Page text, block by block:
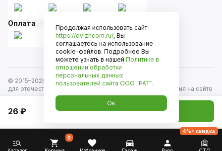
26 ₽ Добавить в корзину
Оплата
© 2015–2026
Движком — сеть магазинов автозапчастей
для отечественных автомобилей и иномарок. Информация на сайте
носит исключительно информационный характер и не является
публичной офертой, определяемой положениями
ст. 437 Гражданского кодекса РФ. Все права защищены.
0
4%+ скидка
Продолжая использовать сайт
https://dvizhcom.ru/, Вы
соглашаетесь на использование
cookie-файлов. Подробнее Вы
можете узнать в нашей Политике в
отношении обработки
персональных данных
пользователей сайта ООО "РАТ".
Ок